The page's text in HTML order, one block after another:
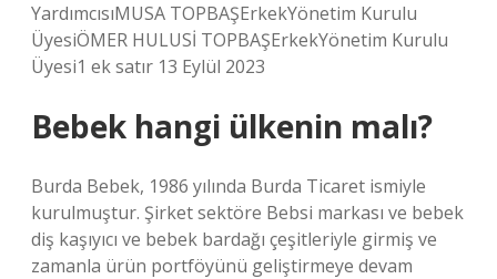
YardımcısıMUSA TOPBAŞErkekYönetim Kurulu
ÜyesiÖMER HULUSİ TOPBAŞErkekYönetim Kurulu
Üyesi1 ek satır 13 Eylül 2023
Bebek hangi ülkenin malı?
Burda Bebek, 1986 yılında Burda Ticaret ismiyle
kurulmuştur. Şirket sektöre Bebsi markası ve bebek
diş kaşıyıcı ve bebek bardağı çeşitleriyle girmiş ve
zamanla ürün portföyünü geliştirmeye devam